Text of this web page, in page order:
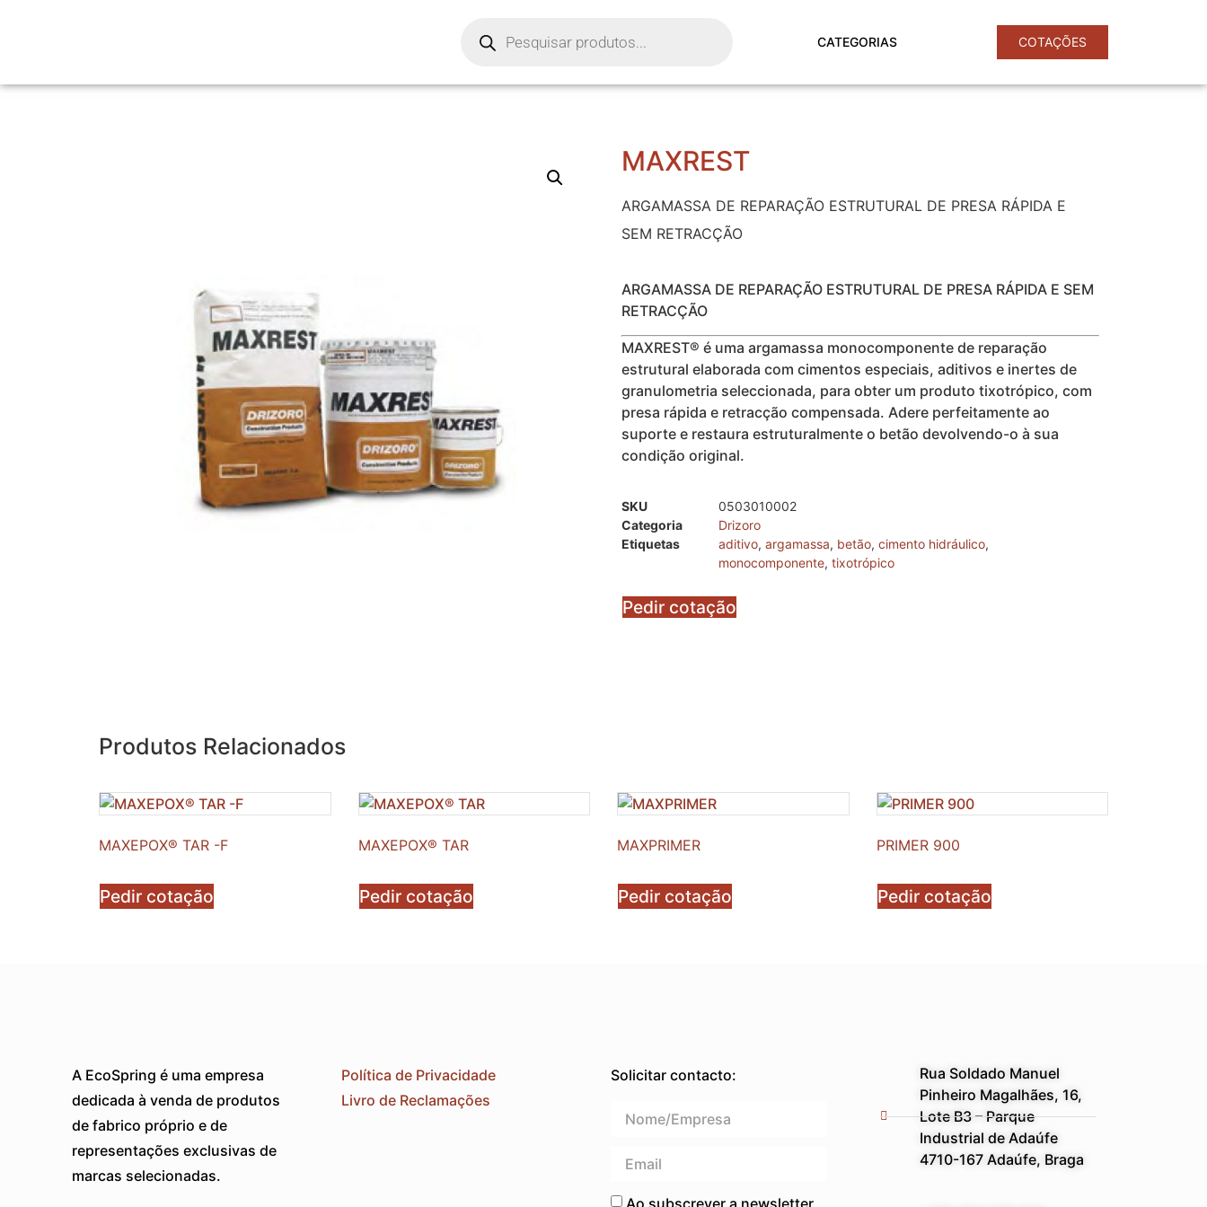
CATEGORIAS COTAÇÕES
MAXREST
ARGAMASSA DE REPARAÇÃO ESTRUTURAL DE PRESA RÁPIDA E
SEM RETRACÇÃO
ARGAMASSA DE REPARAÇÃO ESTRUTURAL DE PRESA RÁPIDA E SEM
RETRACÇÃO
MAXREST® é uma argamassa monocomponente de reparação
estrutural elaborada com cimentos especiais, aditivos e inertes de
granulometria seleccionada, para obter um produto tixotrópico, com
presa rápida e retracção compensada. Adere perfeitamente ao
suporte e restaura estruturalmente o betão devolvendo-o à sua
condição original.
SKU
0503010002
Categoria
Drizoro
Etiquetas
aditivo, argamassa, betão, cimento hidráulico,
monocomponente, tixotrópico
Pedir cotação
Produtos Relacionados
MAXEPOX® TAR -F
Pedir cotação
MAXEPOX® TAR
Pedir cotação
MAXPRIMER
Pedir cotação
PRIMER 900
Pedir cotação
A EcoSpring é uma empresa
dedicada à venda de produtos
de fabrico próprio e de
representações exclusivas de
marcas selecionadas.
Política de Privacidade
Livro de Reclamações
Solicitar contacto:
Ao subscrever a newsletter
Rua Soldado Manuel
Pinheiro Magalhães, 16,
Lote B3 – Parque
Industrial de Adaúfe
4710-167 Adaúfe, Braga